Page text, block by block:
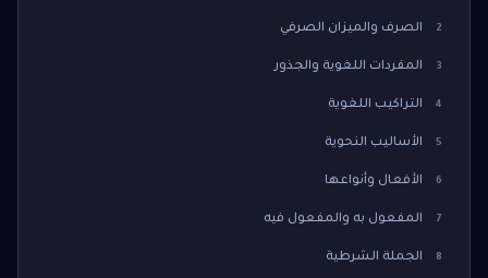
2 الصرف والميزان الصرفي
3 المفردات اللغوية والجذور
4 التراكيب اللغوية
5 الأساليب النحوية
6 الأفعال وأنواعها
7 المفعول به والمفعول فيه
8 الجملة الشرطية